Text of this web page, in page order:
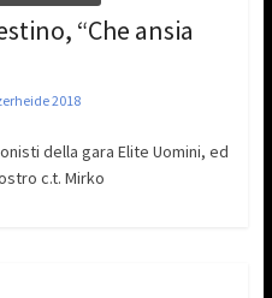
“Che ansia
2018
della gara Elite Uomini, ed
c.t. Mirko